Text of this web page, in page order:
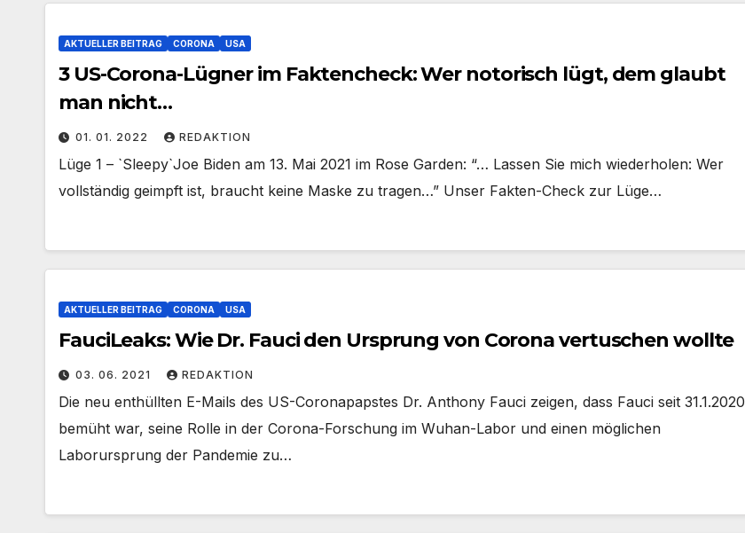
AKTUELLER BEITRAG CORONA USA
3 US-Corona-Lügner im Faktencheck: Wer notorisch lügt, dem glaubt
man nicht…
01. 01. 2022 REDAKTION
Lüge 1 – `Sleepy`Joe Biden am 13. Mai 2021 im Rose Garden: “… Lassen Sie mich wiederholen: Wer
vollständig geimpft ist, braucht keine Maske zu tragen…” Unser Fakten-Check zur Lüge…
AKTUELLER BEITRAG CORONA USA
FauciLeaks: Wie Dr. Fauci den Ursprung von Corona vertuschen wollte
03. 06. 2021 REDAKTION
Die neu enthüllten E-Mails des US-Coronapapstes Dr. Anthony Fauci zeigen, dass Fauci seit 31.1.2020
bemüht war, seine Rolle in der Corona-Forschung im Wuhan-Labor und einen möglichen
Laborursprung der Pandemie zu…